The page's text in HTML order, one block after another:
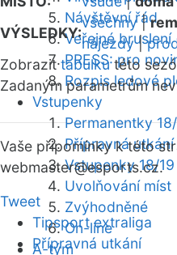
Návštěvní řád
Veřejné bruslení
PRESS: pro
Rozpis ledové
Vstupenky
Permanentky
Přípravná utkání
Vstupenky 18/19
Uvolňování míst
Zvýhodněné
On-line
A-tým
VÝSLEDKY:
všechny|
nájezdy|
Zobrazittabulkutéto
Zadaným parametrům
Vaše připomínky k této
webmaster@esports.cz.
Tweet
Tipsport extraliga
Přípravná utkání